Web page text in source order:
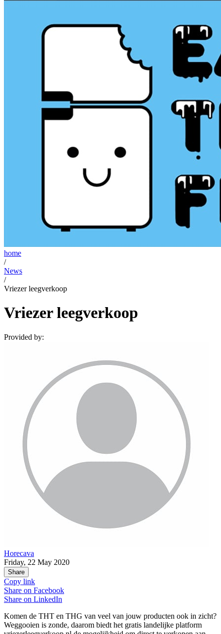
home
/
News
/
Vriezer leegverkoop
Vriezer leegverkoop
Provided by:
Horecava
Friday, 22 May 2020
Share
Copy link
Share on Facebook
Share on LinkedIn
Komen de THT en THG van veel van jouw producten ook in zicht?
Weggooien is zonde, daarom biedt het gratis landelijke platform